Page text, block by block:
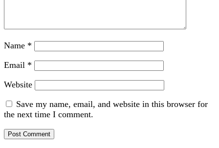
Name *
Email *
Website
Save my name, email, and website in this browser for
the next time I comment.